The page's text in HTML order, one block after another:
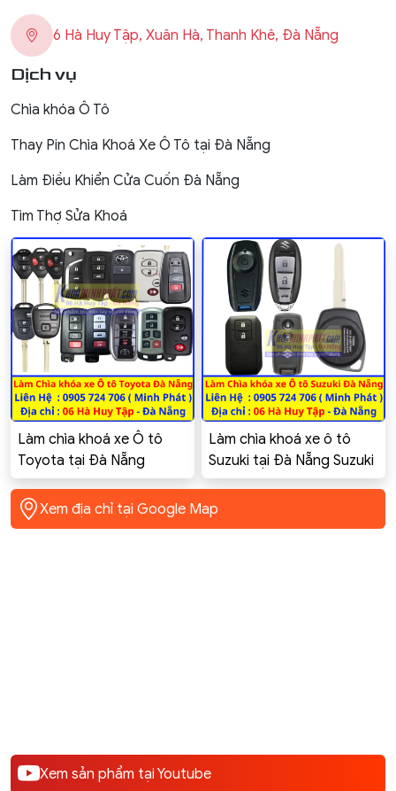
6 Hà Huy Tập, Xuân Hà, Thanh Khê, Đà Nẵng
Dịch vụ
Chìa khóa Ô Tô
Thay Pin Chìa Khoá Xe Ô Tô tại Đà Nẵng
Làm Điều Khiển Cửa Cuốn Đà Nẵng
Tìm Thợ Sửa Khoá
Làm chìa khoá xe Ô tô
Toyota tại Đà Nẵng
Toyota Innova, Altis,
Corolla Cross, Vios, Yaris,
Camry, Hilux, Fortuner,
Làm chìa khoá xe ô tô
Suzuki tại Đà Nẵng Suzuki
Swift Celerio Ciaz Ertiga
XL7 GSX-R150
Xem địa chỉ tại Google Map
Xem sản phẩm tại Youtube